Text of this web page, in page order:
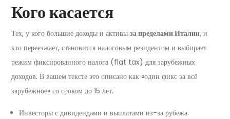
Кого касается
Тех, у кого большие доходы и активы за пределами Италии, и
кто переезжает, становится налоговым резидентом и выбирает
режим фиксированного налога (flat tax) для зарубежных
доходов. В вашем тексте это описано как «один фикс за всё
зарубежное» со сроком до 15 лет.
Инвесторы с дивидендами и выплатами из-за рубежа.